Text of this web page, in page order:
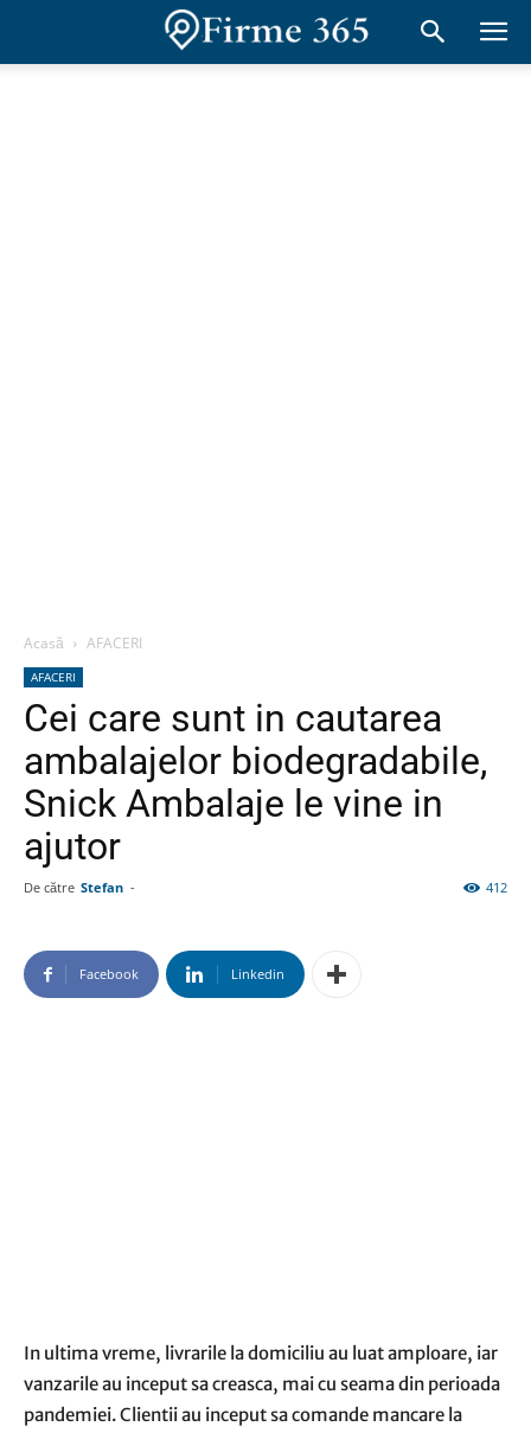
Acasă AFACERI
AFACERI
Cei care sunt in cautarea
ambalajelor biodegradabile,
Snick Ambalaje le vine in
ajutor
De către Stefan - 412
Facebook Linkedin
In ultima vreme, livrarile la domiciliu au luat amploare, iar
vanzarile au inceput sa creasca, mai cu seama din perioada
pandemiei. Clientii au inceput sa comande mancare la